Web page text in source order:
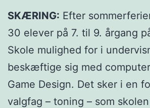
SKÆRING: Efter
30 elever på 7. til 9. årgang
Skole mulighed for i
beskæftige sig med
Game Design. Det sker i en
valgfag – toning – som